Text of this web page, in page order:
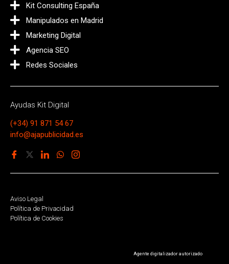
Kit Consulting España
Manipulados en Madrid
Marketing Digital
Agencia SEO
Redes Sociales
Ayudas Kit Digital
(+34) 91 871 54 67
info@ajapublicidad.es
Aviso Legal
Política de Privacidad
Política de Cookies
Agente digitalizador autorizado